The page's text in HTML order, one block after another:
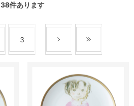
38件あります
3